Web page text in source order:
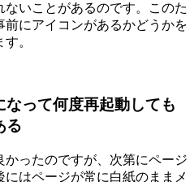
ないことがあるのです。このた
にアイコンがあるかどうかを
。
って何度再起動しても
る
ったのですが、次第にページ
はページが常に白紙のままメ